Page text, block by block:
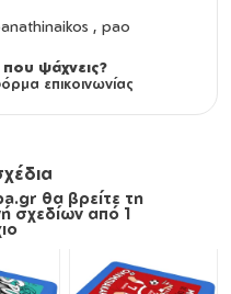
, pao
ψάχνεις?
επικοινωνίας
θα βρείτε τη
σχεδίων από 1